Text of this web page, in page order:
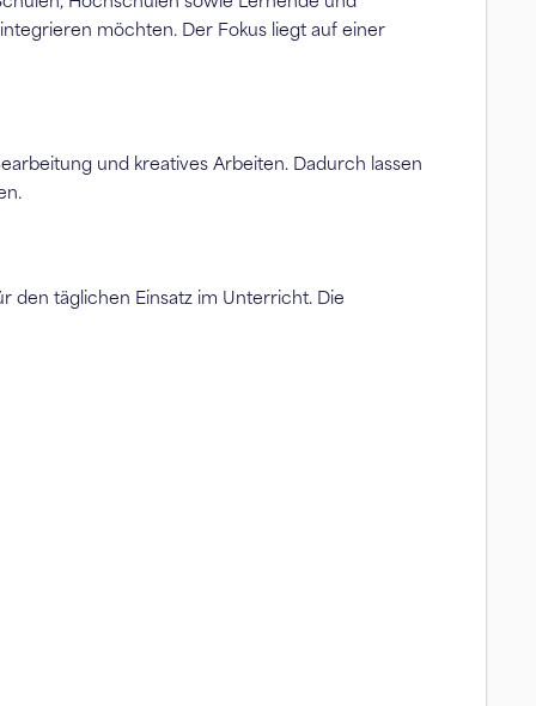
möchten. Der Fokus liegt auf einer
und kreatives Arbeiten. Dadurch lassen
den täglichen Einsatz im Unterricht. Die